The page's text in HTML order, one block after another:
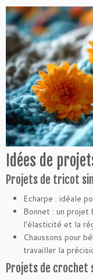
Idées de
Projets de tricot
Echarpe : idéale
Bonnet : un
l’élasticité et la
Chaussons pour
travailler la
Projets de crochet